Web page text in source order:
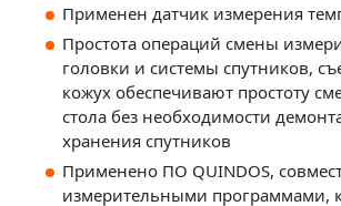
Применен датчик измерения
Простота операций смены
головки и системы спутников,
кожух обеспечивают простоту
стола без необходимости
хранения спутников
Применено ПО QUINDOS,
измерительными программами,